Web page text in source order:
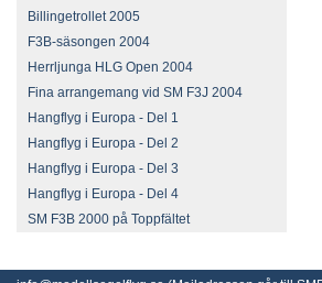
Billingetrollet 2005
F3B-säsongen 2004
Herrljunga HLG Open 2004
Fina arrangemang vid SM F3J 2004
Hangflyg i Europa - Del 1
Hangflyg i Europa - Del 2
Hangflyg i Europa - Del 3
Hangflyg i Europa - Del 4
SM F3B 2000 på Toppfältet